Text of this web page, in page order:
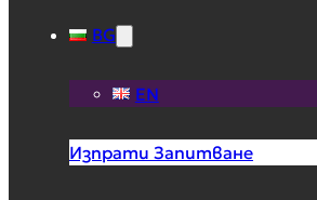
BG
EN
Изпрати Запитване